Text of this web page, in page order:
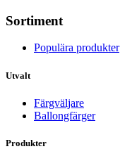
Sortiment
Populära produkter
Utvalt
Färgväljare
Ballongfärger
Produkter